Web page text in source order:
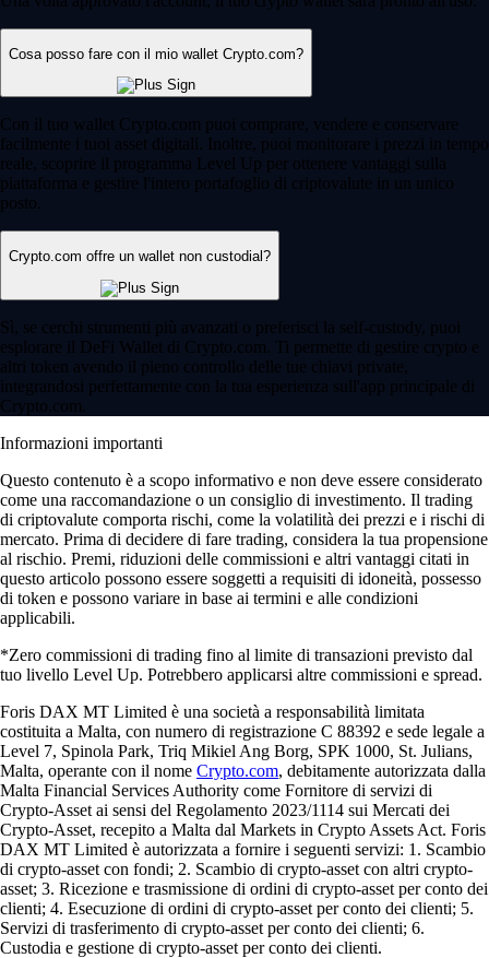
Cosa posso fare con il mio wallet Crypto.com?
Con il tuo wallet Crypto.com puoi comprare, vendere e conservare
facilmente i tuoi asset digitali. Inoltre, puoi monitorare i prezzi in tempo
reale, scoprire il programma Level Up per ottenere vantaggi sulla
piattaforma e gestire l'intero portafoglio di criptovalute in un unico
posto.
Crypto.com offre un wallet non custodial?
Sì, se cerchi strumenti più avanzati o preferisci la self-custody, puoi
esplorare il DeFi Wallet di Crypto.com. Ti permette di gestire crypto e
altri token avendo il pieno controllo delle tue chiavi private,
integrandosi perfettamente con la tua esperienza sull'app principale di
Crypto.com.
Informazioni importanti
Questo contenuto è a scopo informativo e non deve essere considerato
come una raccomandazione o un consiglio di investimento. Il trading
di criptovalute comporta rischi, come la volatilità dei prezzi e i rischi di
mercato. Prima di decidere di fare trading, considera la tua propensione
al rischio. Premi, riduzioni delle commissioni e altri vantaggi citati in
questo articolo possono essere soggetti a requisiti di idoneità, possesso
di token e possono variare in base ai termini e alle condizioni
applicabili.
*Zero commissioni di trading fino al limite di transazioni previsto dal
tuo livello Level Up. Potrebbero applicarsi altre commissioni e spread.
Foris DAX MT Limited è una società a responsabilità limitata
costituita a Malta, con numero di registrazione C 88392 e sede legale a
Level 7, Spinola Park, Triq Mikiel Ang Borg, SPK 1000, St. Julians,
Malta, operante con il nome Crypto.com, debitamente autorizzata dalla
Malta Financial Services Authority come Fornitore di servizi di
Crypto-Asset ai sensi del Regolamento 2023/1114 sui Mercati dei
Crypto-Asset, recepito a Malta dal Markets in Crypto Assets Act. Foris
DAX MT Limited è autorizzata a fornire i seguenti servizi: 1. Scambio
di crypto-asset con fondi; 2. Scambio di crypto-asset con altri crypto-
asset; 3. Ricezione e trasmissione di ordini di crypto-asset per conto dei
clienti; 4. Esecuzione di ordini di crypto-asset per conto dei clienti; 5.
Servizi di trasferimento di crypto-asset per conto dei clienti; 6.
Custodia e gestione di crypto-asset per conto dei clienti.